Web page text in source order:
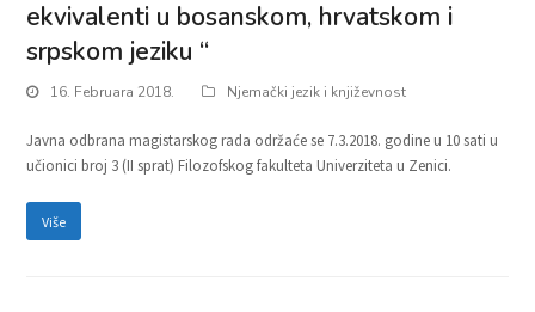
ekvivalenti u bosanskom, hrvatskom i
srpskom jeziku “
16. Februara 2018. Njemački jezik i književnost
Javna odbrana magistarskog rada održaće se 7.3.2018. godine u 10 sati u
učionici broj 3 (II sprat) Filozofskog fakulteta Univerziteta u Zenici.
Više